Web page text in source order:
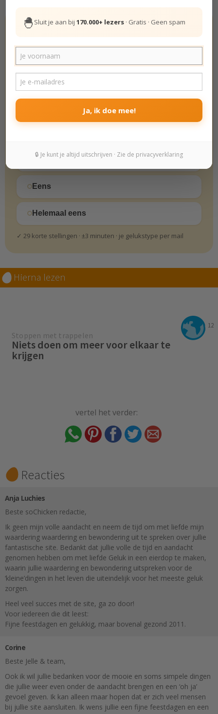
Hoe gelukkig ben jij echt? Doe de test.
Het leven is zeer de moeite waard.
Helemaal oneens
Beetje eens
Eens
Helemaal eens
✓ 29 korte stellingen · ±3 minuten · je gelukstype per mail
Hierna lezen
12
Stoppen met trappelen
Niets doen om meer voor elkaar te
krijgen
vertel het verder:
Reacties
Anja Luchies
Beste soChicken redactie,
Ik geen mijn volle aandacht en neem de tijd om met liefde mijn
waardering waardering en bewondering uit te spreken over jullie
fantastische site. Bedankt dat jullie volle de tijd en aandacht
genomen hebben om met liefde Geluk in een eierdop te maken,
waarin jullie waardering en bewondering uitspreken voor de
‘kleine’dingen in het leven die uiteindelijk voor het meeste geluk
zorgen.
Heel veel succes met de site, ga zo door!
Voor iedereen die dit leest:
Fijne feestdagen en gelukkig, maar bovenal gezond 2011.
Corine
Beste Jelle & team,
Ook ik wil jullie bedanken voor de mooie en soms simpele dingen
die jullie weer even onder de aandacht brengen en een ‘oh ja’
gevoel geven. Ik kan alleen maar hopen dat er zich veel mensen
bij jullie site aansluiten. Ik wens jullie een fijne feestdagen en een
🐣 Sluit je aan bij 170.000+ lezers · Gratis · Geen spam
Ja, ik doe mee!
🔒 Je kunt je altijd uitschrijven · Zie de privacyverklaring